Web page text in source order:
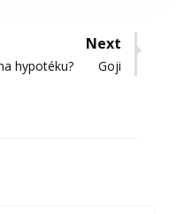
hypotéku?
Next
Next
Goji